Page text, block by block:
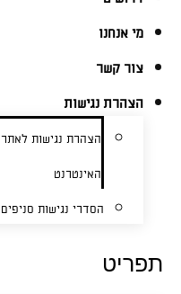
מי אנחנו
צור קשר
הצהרת נגישות
הצהרת נגישות לאתר
האינטרנט
הסדרי נגישות סניפים
תפריט